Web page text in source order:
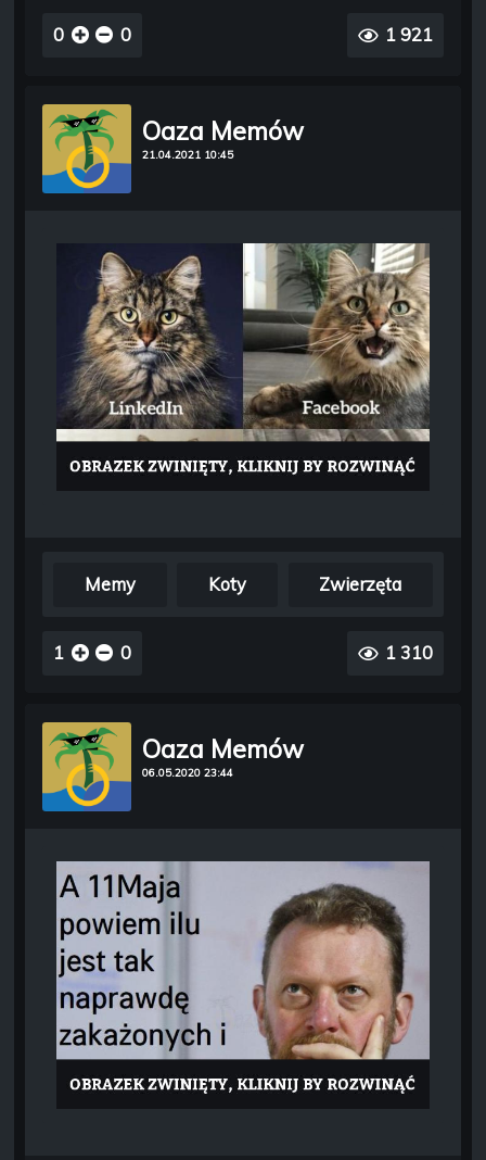
0 0 1 921
Oaza Memów
21.04.2021 10:45
Memy Koty Zwierzęta
1 0 1 310
Oaza Memów
06.05.2020 23:44